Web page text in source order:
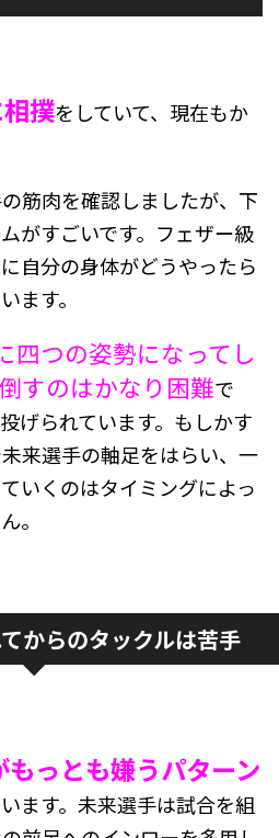
撲をしていて、現在もか
筋肉を確認しましたが、下
がすごいです。フェザー級
自分の身体がどうやったら
ます。
四つの姿勢になってし
すのはかなり困難で
げられています。もしかす
来選手の軸足をはらい、一
いくのはタイミングによっ
。
からのタックルは苦手
っとも嫌うパターン
ます。未来選手は試合を組